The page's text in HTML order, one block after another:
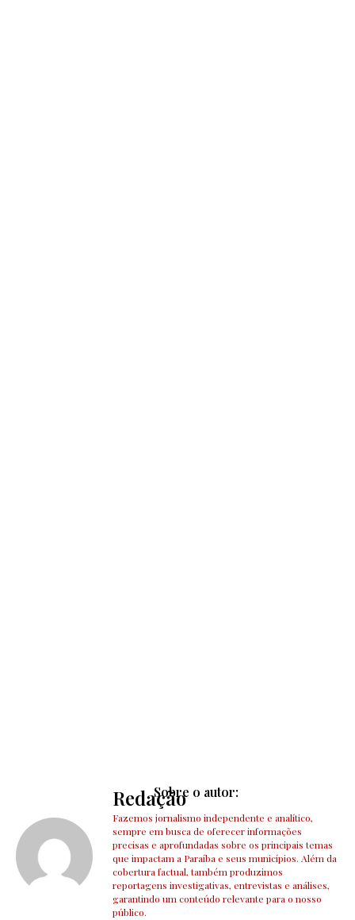
Sobre o autor:
Redação
Fazemos jornalismo independente e analítico,
sempre em busca de oferecer informações
precisas e aprofundadas sobre os principais temas
que impactam a Paraíba e seus municípios. Além da
cobertura factual, também produzimos
reportagens investigativas, entrevistas e análises,
garantindo um conteúdo relevante para o nosso
público.